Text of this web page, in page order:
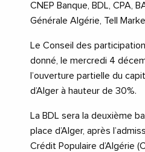
CNEP Banque, BDL, CPA,
Générale Algérie, Tell
Le Conseil des
donné, le mercredi 4
l’ouverture partielle du
d’Alger à hauteur de 30%.
La BDL sera la deuxième
place d’Alger, après
Crédit Populaire d’Algérie